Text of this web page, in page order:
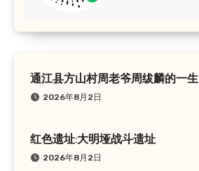
通江县方山村周老爷周绂麟的一生
2026年8月2日
红色遗址:大明垭战斗遗址
2026年8月2日